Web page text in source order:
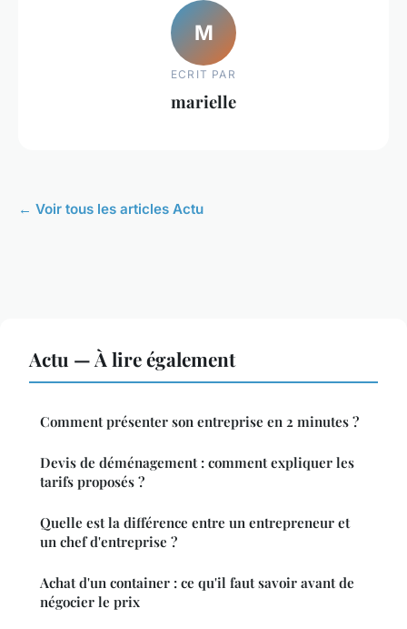
M
ECRIT PAR
marielle
← Voir tous les articles Actu
Actu — À lire également
Comment présenter son entreprise en 2 minutes ?
Devis de déménagement : comment expliquer les
tarifs proposés ?
Quelle est la différence entre un entrepreneur et
un chef d'entreprise ?
Achat d'un container : ce qu'il faut savoir avant de
négocier le prix